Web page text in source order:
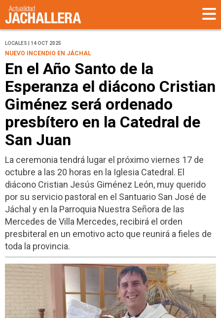
LOCALES | 14 OCT 2025
NUEVO INCENDIO EN JÁCHAL
En el Año Santo de la
Esperanza el diácono Cristian
Giménez será ordenado
presbítero en la Catedral de
San Juan
La ceremonia tendrá lugar el próximo viernes 17 de
octubre a las 20 horas en la Iglesia Catedral. El
diácono Cristian Jesús Giménez León, muy querido
por su servicio pastoral en el Santuario San José de
Jáchal y en la Parroquia Nuestra Señora de las
Mercedes de Villa Mercedes, recibirá el orden
presbiteral en un emotivo acto que reunirá a fieles de
toda la provincia.